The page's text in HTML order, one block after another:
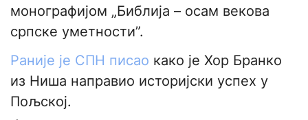
монографијом „Библија – осам векова
српске уметности”.
Раније је СПН писао како је Хор Бранко
из Ниша направио историјски успех у
Пољској.